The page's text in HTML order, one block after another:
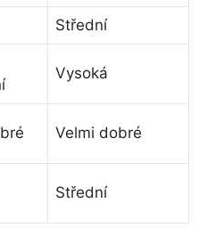
Střední
Vysoká
Velmi dobré
Střední